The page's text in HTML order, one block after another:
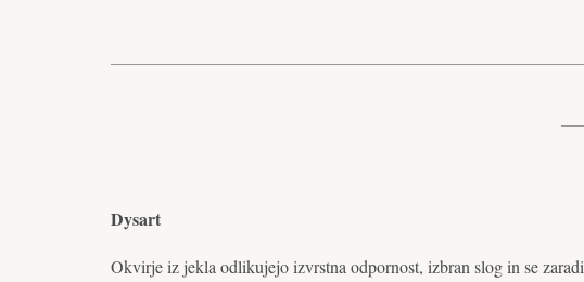
Dysart
Okvirje iz jekla odlikujejo izvrstna odpornost, izbran slog in se zaradi